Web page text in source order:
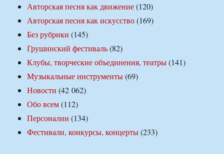
Авторская песня как движение(120)
Авторская песня как искусство(169)
Без рубрики (145)
Грушинский фестиваль(82)
Клубы, творческие объединения, театры(141)
Музыкальные инструменты(69)
Новости (42 062)
Обо всем(112)
Персоналии (134)
Фестивали, конкурсы, концерты(233)